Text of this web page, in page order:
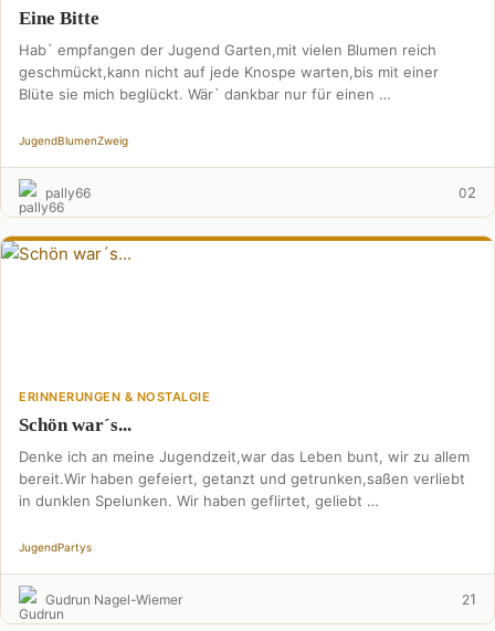
Eine Bitte
Hab` empfangen der Jugend Garten,mit vielen Blumen reich
geschmückt,kann nicht auf jede Knospe warten,bis mit einer
Blüte sie mich beglückt. Wär` dankbar nur für einen …
JugendBlumenZweig
pally66 02
ERINNERUNGEN & NOSTALGIE
Schön war´s...
Denke ich an meine Jugendzeit,war das Leben bunt, wir zu allem
bereit.Wir haben gefeiert, getanzt und getrunken,saßen verliebt
in dunklen Spelunken. Wir haben geflirtet, geliebt …
JugendPartys
Gudrun Nagel-Wiemer 21